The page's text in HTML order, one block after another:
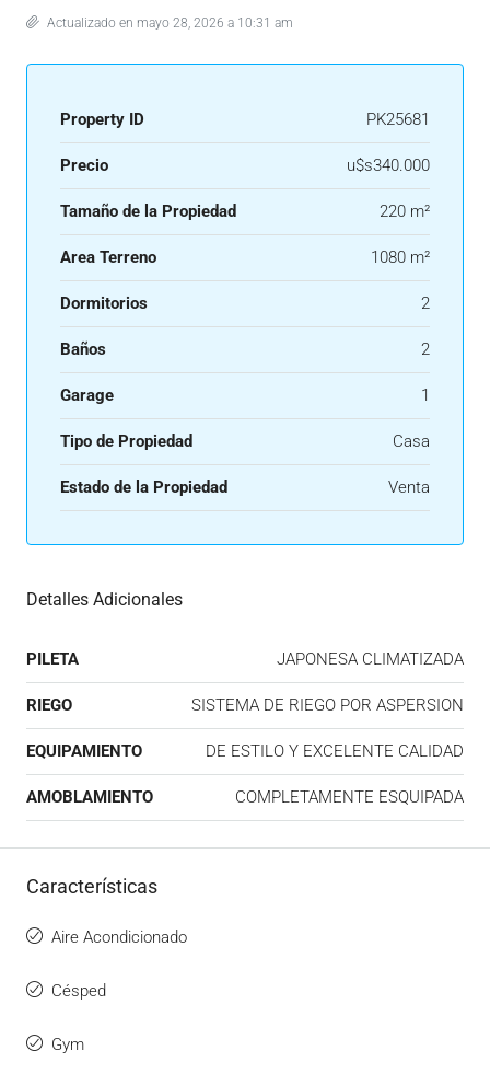
Actualizado en mayo 28, 2026 a 10:31 am
Property ID PK25681
Precio u$s340.000
Tamaño de la Propiedad 220 m²
Area Terreno 1080 m²
Dormitorios 2
Baños 2
Garage 1
Tipo de Propiedad Casa
Estado de la Propiedad Venta
Detalles Adicionales
PILETA JAPONESA CLIMATIZADA
RIEGO SISTEMA DE RIEGO POR ASPERSION
EQUIPAMIENTO DE ESTILO Y EXCELENTE CALIDAD
AMOBLAMIENTO COMPLETAMENTE ESQUIPADA
Características
Aire Acondicionado
Césped
Gym